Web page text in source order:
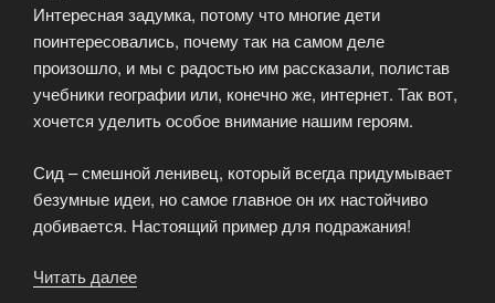
Интересная задумка, потому что многие дети
поинтересовались, почему так на самом деле
произошло, и мы с радостью им рассказали, полистав
учебники географии или, конечно же, интернет. Так вот,
хочется уделить особое внимание нашим героям.
Сид – смешной ленивец, который всегда придумывает
безумные идеи, но самое главное он их настойчиво
добивается. Настоящий пример для подражания!
Читать далее